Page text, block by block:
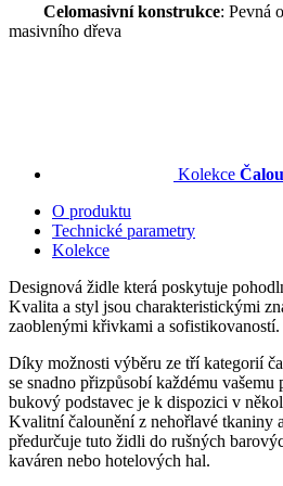
Celomasivní konstrukce: Pevná
masivního dřeva
Kolekce
O produktu
Technické parametry
Kolekce
Designová židle která poskytuje
Kvalita a styl jsou charakteristickými
zaoblenými křivkami a sofistikovaností.
Díky možnosti výběru ze tří kategorií
se snadno přizpůsobí každému
bukový podstavec je k dispozici v
Kvalitní čalounění z nehořlavé tkaniny
předurčuje tuto židli do rušných
kaváren nebo hotelových hal.